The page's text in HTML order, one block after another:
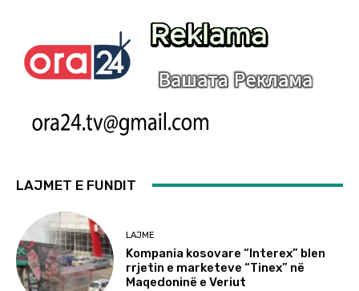
LAJMET E FUNDIT
LAJME
Kompania kosovare “Interex” blen
rrjetin e marketeve “Tinex” në
Maqedoninë e Veriut